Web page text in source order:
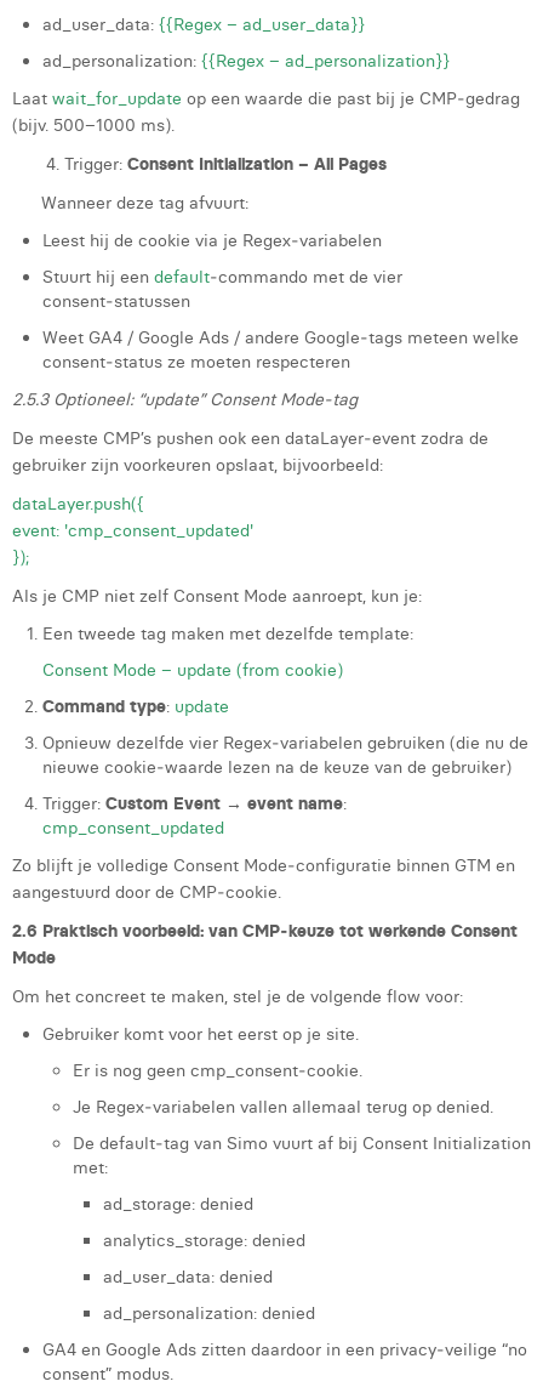
ad_user_data: {{Regex – ad_user_data}}
ad_personalization: {{Regex – ad_personalization}}
Laat wait_for_update op een waarde die past bij je CMP‑gedrag
(bijv. 500–1000 ms).
4. Trigger: Consent Initialization – All Pages
Wanneer deze tag afvuurt:
Leest hij de cookie via je Regex‑variabelen
Stuurt hij een default‑commando met de vier
consent‑statussen
Weet GA4 / Google Ads / andere Google‑tags meteen welke
consent‑status ze moeten respecteren
2.5.3 Optioneel: “update” Consent Mode‑tag
De meeste CMP’s pushen ook een dataLayer‑event zodra de
gebruiker zijn voorkeuren opslaat, bijvoorbeeld:
dataLayer.push({
event: 'cmp_consent_updated'
});
Als je CMP niet zelf Consent Mode aanroept, kun je:
Een tweede tag maken met dezelfde template:
Consent Mode – update (from cookie)
Command type: update
Opnieuw dezelfde vier Regex‑variabelen gebruiken (die nu de
nieuwe cookie‑waarde lezen na de keuze van de gebruiker)
Trigger: Custom Event → event name:
cmp_consent_updated
Zo blijft je volledige Consent Mode‑configuratie binnen GTM en
aangestuurd door de CMP‑cookie.
2.6 Praktisch voorbeeld: van CMP‑keuze tot werkende Consent
Mode
Om het concreet te maken, stel je de volgende flow voor:
Gebruiker komt voor het eerst op je site.
Er is nog geen cmp_consent‑cookie.
Je Regex‑variabelen vallen allemaal terug op denied.
De default‑tag van Simo vuurt af bij Consent Initialization
met:
ad_storage: denied
analytics_storage: denied
ad_user_data: denied
ad_personalization: denied
GA4 en Google Ads zitten daardoor in een privacy‑veilige “no
consent” modus.